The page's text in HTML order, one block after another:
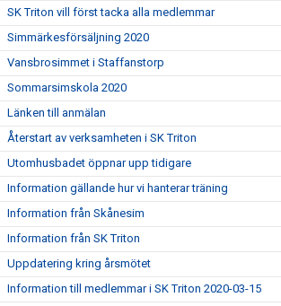
SK Triton vill först tacka alla medlemmar
Simmärkesförsäljning 2020
Vansbrosimmet i Staffanstorp
Sommarsimskola 2020
Länken till anmälan
Återstart av verksamheten i SK Triton
Utomhusbadet öppnar upp tidigare
Information gällande hur vi hanterar träning
Information från Skånesim
Information från SK Triton
Uppdatering kring årsmötet
Information till medlemmar i SK Triton 2020-03-15